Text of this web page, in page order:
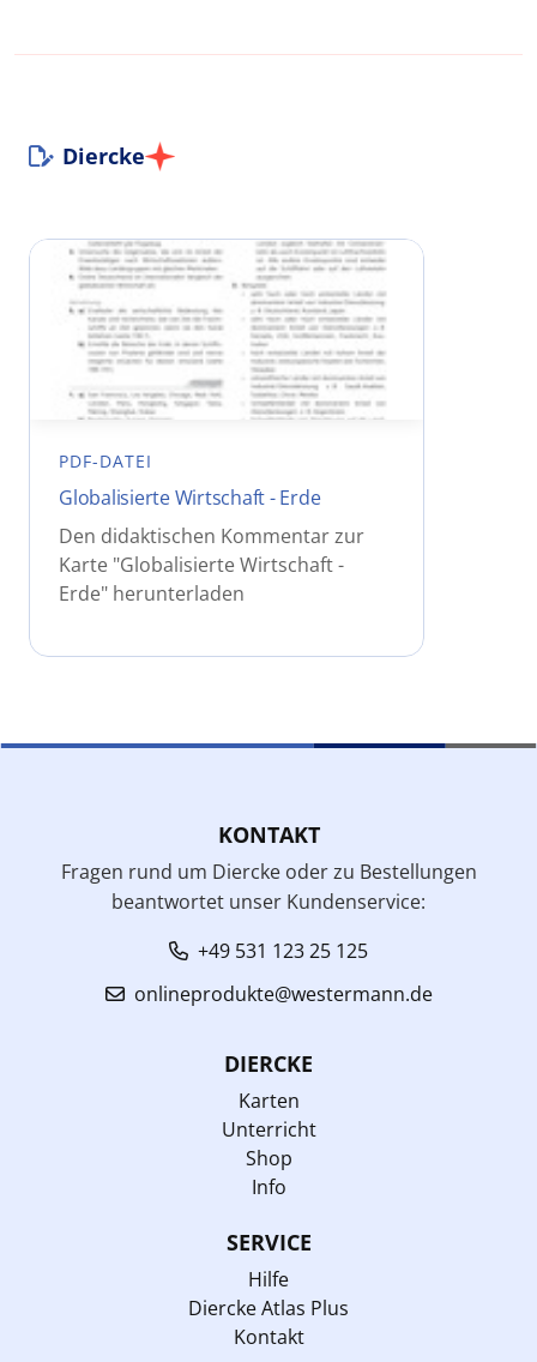
Diercke
PDF-DATEI
Globalisierte Wirtschaft - Erde
Den didaktischen Kommentar zur
Karte "Globalisierte Wirtschaft -
Erde" herunterladen
KONTAKT
Fragen rund um Diercke oder zu Bestellungen
beantwortet unser Kundenservice:
+49 531 123 25 125
onlineprodukte@westermann.de
DIERCKE
Karten
Unterricht
Shop
Info
SERVICE
Hilfe
Diercke Atlas Plus
Kontakt